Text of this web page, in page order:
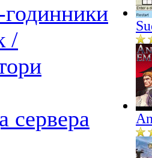
/
сервера